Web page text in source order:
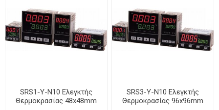
SRS1-Y-N10 Ελεγκτής
Θερμοκρασίας 48x48mm
SRS3-Y-N10 Ελεγκτής
Θερμοκρασίας 96x96mm